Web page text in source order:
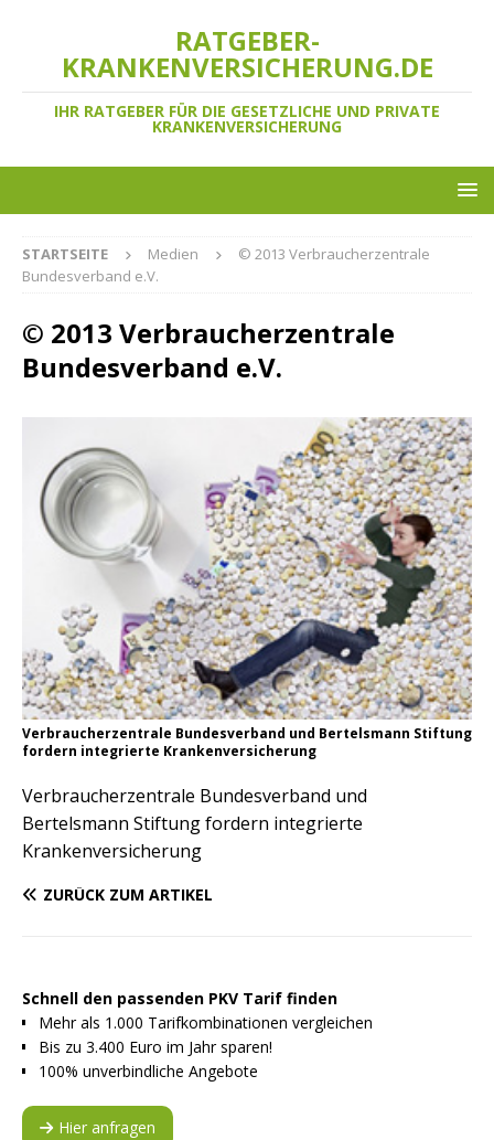
RATGEBER-
KRANKENVERSICHERUNG.DE
IHR RATGEBER FÜR DIE GESETZLICHE UND PRIVATE
KRANKENVERSICHERUNG
STARTSEITE Medien
© 2013 Verbraucherzentrale
Bundesverband e.V.
© 2013 Verbraucherzentrale
Bundesverband e.V.
Verbraucherzentrale Bundesverband und Bertelsmann Stiftung
fordern integrierte Krankenversicherung
Verbraucherzentrale Bundesverband und
Bertelsmann Stiftung fordern integrierte
Krankenversicherung
ZURÜCK ZUM ARTIKEL
Schnell den passenden PKV Tarif finden
Mehr als 1.000 Tarifkombinationen vergleichen
Bis zu 3.400 Euro im Jahr sparen!
100% unverbindliche Angebote
Hier anfragen